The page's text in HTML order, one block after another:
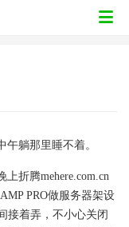
躺那里睡不着。
折腾mehere.com.cn
PRO做服务器架设
接着弄，不小心关闭